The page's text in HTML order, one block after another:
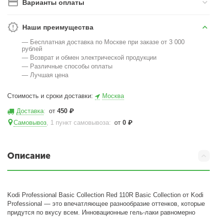
Варианты оплаты
Наши преимущества
— Бесплатная доставка по Москве при заказе от 3 000
рублей
— Возврат и обмен электрической продукции
— Различные способы оплаты
— Лучшая цена
Стоимость и сроки доставки: Москва
Доставка: от450 ₽
Самовывоз, 1 пункт самовывоза: от0 ₽
Описание
Kodi Professional Basic Collection Red 110R Basic Collection от Kodi
Professional — это впечатляющее разнообразие оттенков, которые
придутся по вкусу всем. Инновационные гель-лаки равномерно